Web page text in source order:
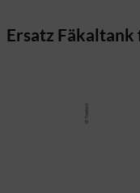
Ersatz Fäkaltank